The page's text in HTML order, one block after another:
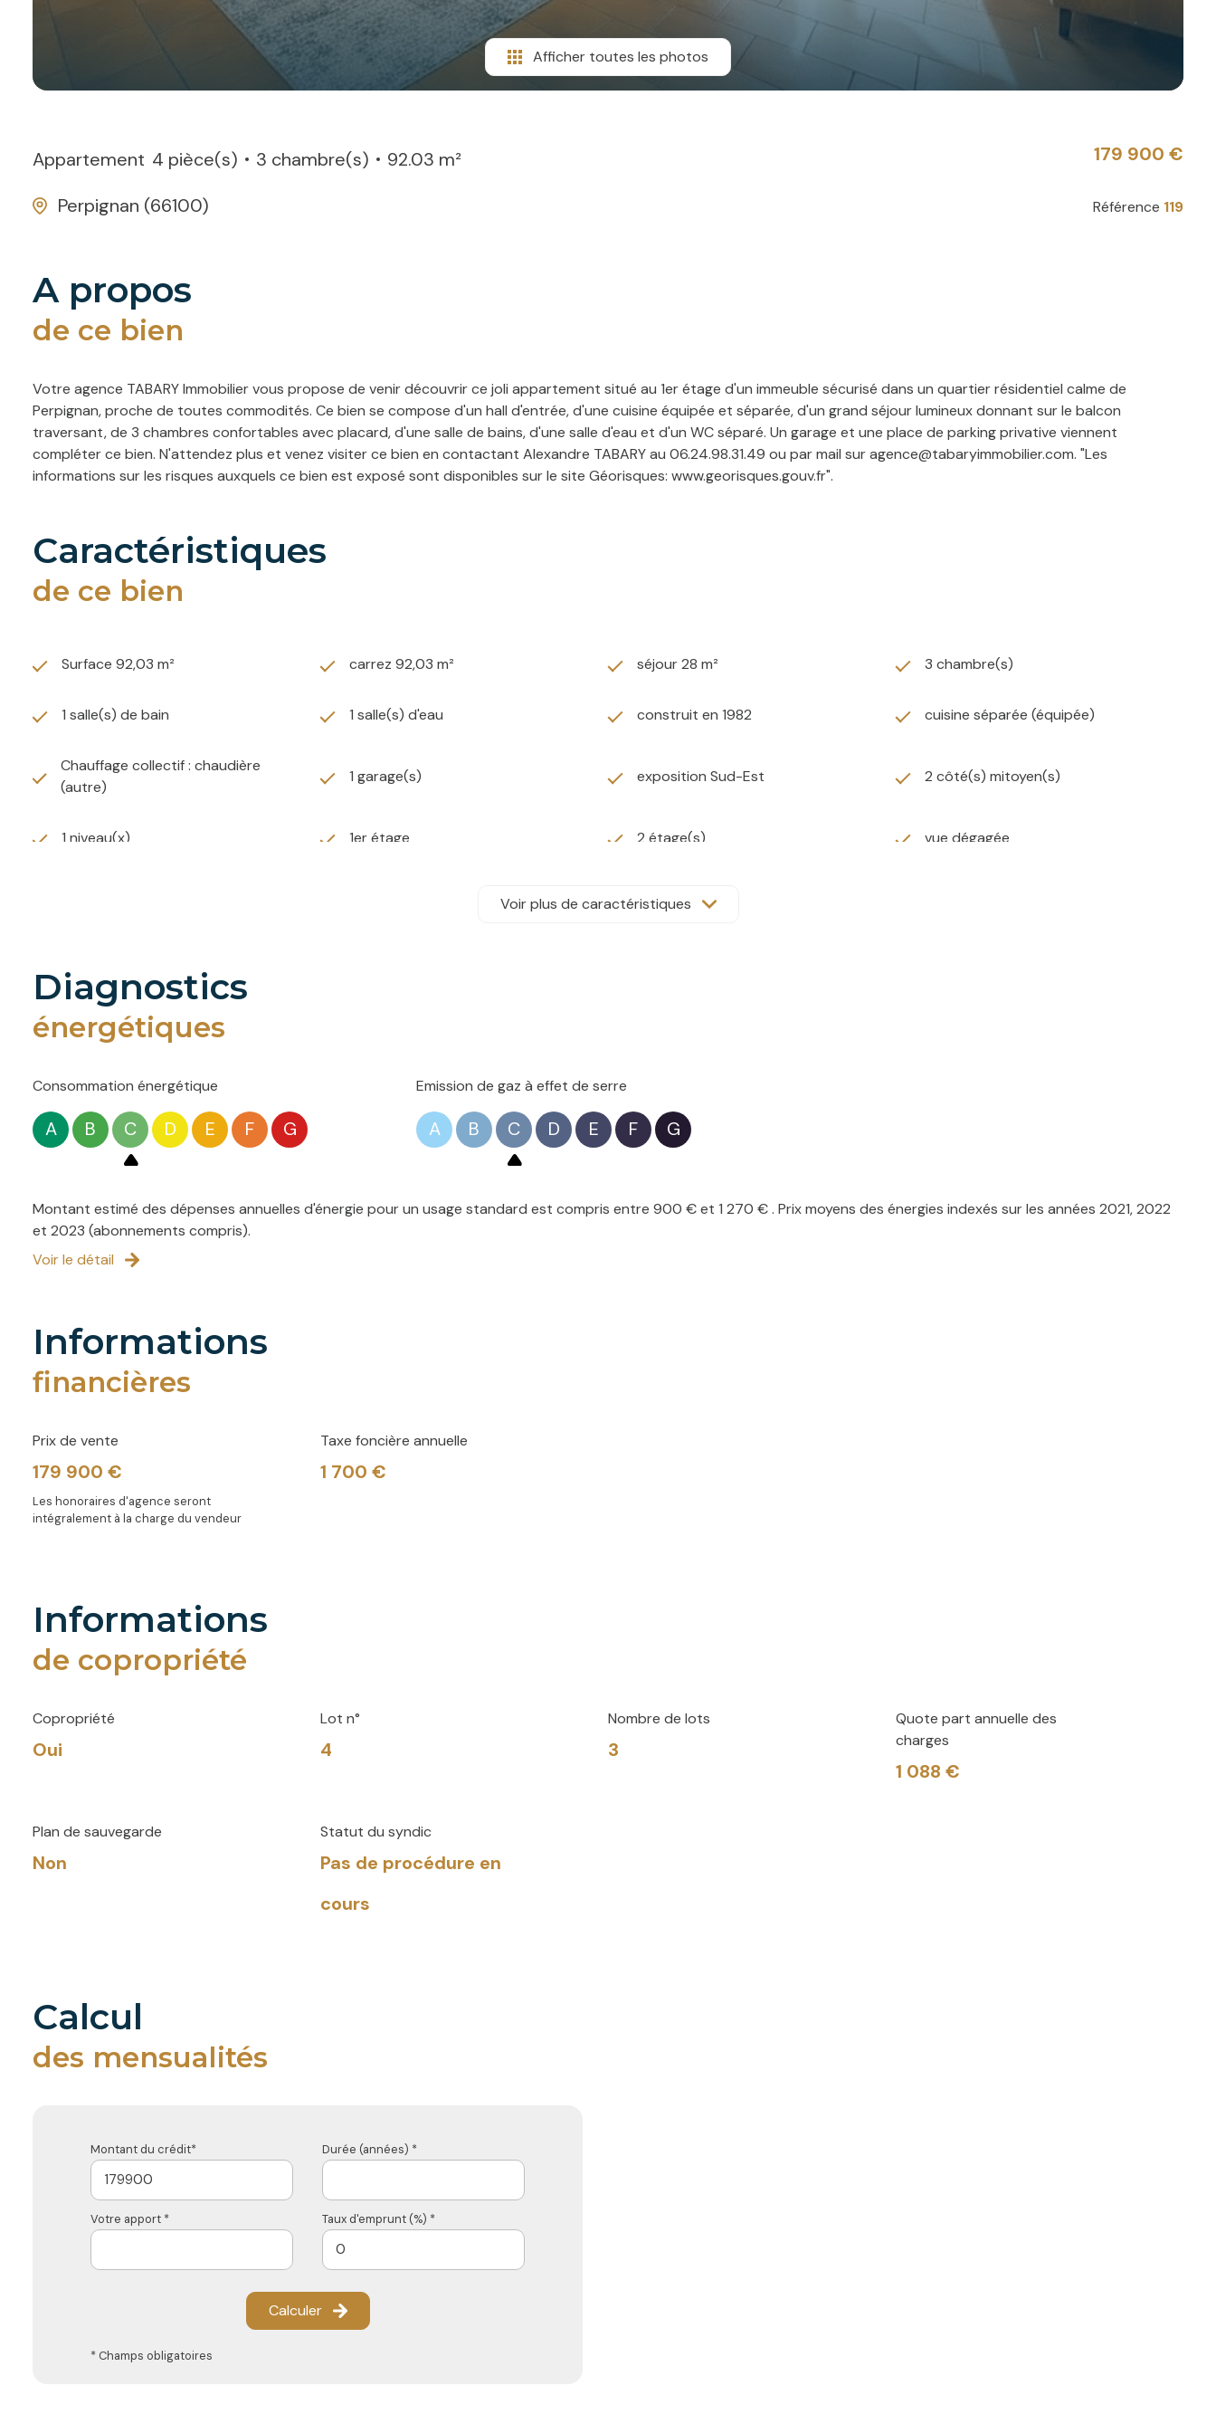
Afficher toutes les photos
Appartement 4 pièce(s) 3 chambre(s)
92.03 m²
Perpignan (66100)
179 900 €
Référence 119
a propos
de ce bien
Votre agence TABARY Immobilier vous propose de venir découvrir ce joli appartement situé au 1er étage d'un immeuble sécurisé dans un quartier résidentiel calme de
Perpignan, proche de toutes commodités. Ce bien se compose d'un hall d'entrée, d'une cuisine équipée et séparée, d'un grand séjour lumineux donnant sur le balcon
traversant, de 3 chambres confortables avec placard, d'une salle de bains, d'une salle d'eau et d'un WC séparé. Un garage et une place de parking privative viennent
compléter ce bien. N'attendez plus et venez visiter ce bien en contactant Alexandre TABARY au 06.24.98.31.49 ou par mail sur agence@tabaryimmobilier.com. "Les
informations sur les risques auxquels ce bien est exposé sont disponibles sur le site Géorisques: www.georisques.gouv.fr".
caractéristiques
de ce bien
Surface 92,03 m² carrez 92,03 m² séjour 28 m² 3 chambre(s)
1 salle(s) de bain 1 salle(s) d'eau construit en 1982 cuisine séparée (équipée)
Chauffage collectif : chaudière
(autre)
1 garage(s) exposition Sud-Est 2 côté(s) mitoyen(s)
1 niveau(x) 1er étage 2 étage(s) vue dégagée
Voir plus de caractéristiques
diagnostics
énergétiques
Consommation énergétique
A B C D E F G
Emission de gaz à effet de serre
A B C D E F G
Montant estimé des dépenses annuelles d'énergie pour un usage standard est compris entre 900 € et 1 270 € . Prix moyens des énergies indexés sur les années 2021, 2022
et 2023 (abonnements compris).
Voir le détail
informations
financières
Prix de vente
179 900 €
Les honoraires d'agence seront
intégralement à la charge du vendeur
Taxe foncière annuelle
1 700 €
informations
de copropriété
Copropriété
Oui
Lot n°
4
Nombre de lots
3
Quote part annuelle des
charges
1 088 €
Plan de sauvegarde
Non
Statut du syndic
Pas de procédure en
cours
calcul
des mensualités
Montant du crédit* Durée (années) *
Votre apport * Taux d'emprunt (%) *
Calculer
* Champs obligatoires